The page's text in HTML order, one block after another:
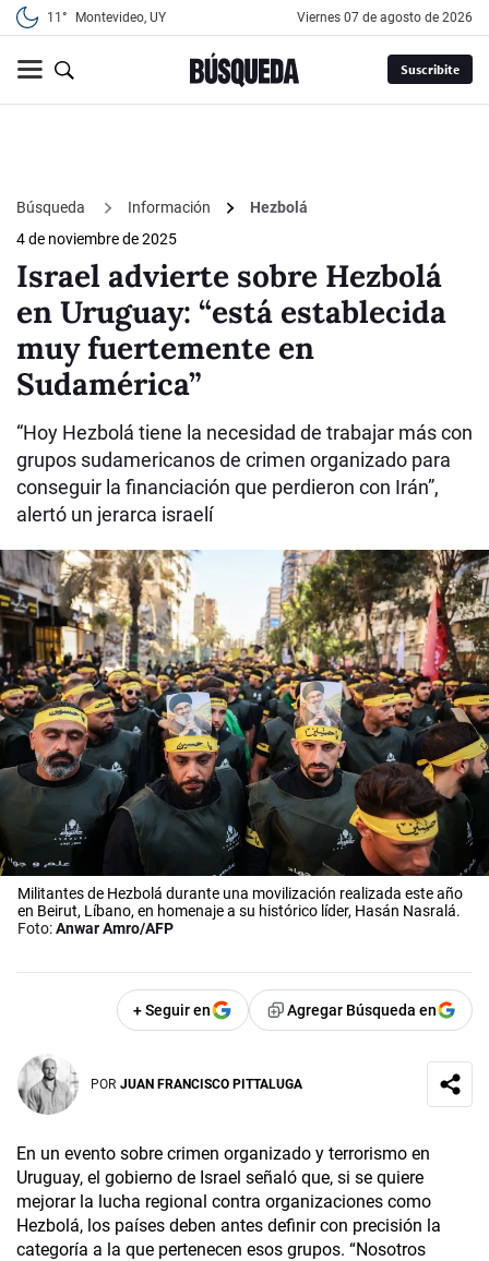
11° Montevideo, UY viernes 07 de agosto de 2026
Suscribite
Búsqueda Información
Hezbolá
4 de noviembre de 2025
Israel advierte sobre Hezbolá
en Uruguay: “está establecida
muy fuertemente en
Sudamérica”
“Hoy Hezbolá tiene la necesidad de trabajar más con
grupos sudamericanos de crimen organizado para
conseguir la financiación que perdieron con Irán”,
alertó un jerarca israelí
Militantes de Hezbolá durante una movilización realizada este año
en Beirut, Líbano, en homenaje a su histórico líder, Hasán Nasralá.
Foto:Anwar Amro/AFP
+ Seguir en Agregar Búsqueda en
POR JUAN FRANCISCO PITTALUGA
En un evento sobre crimen organizado y terrorismo en
Uruguay, el gobierno de Israel señaló que, si se quiere
mejorar la lucha regional contra organizaciones como
Hezbolá, los países deben antes definir con precisión la
categoría a la que pertenecen esos grupos. “Nosotros